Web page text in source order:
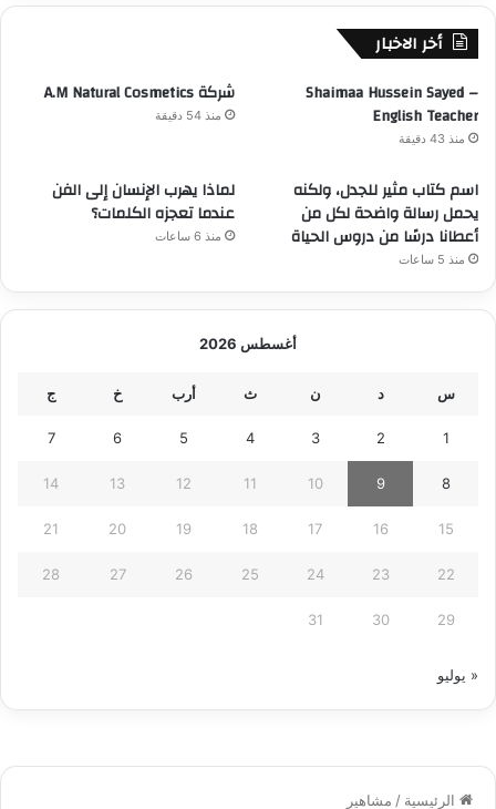
أخر الاخبار
Shaimaa Hussein Sayed –
English Teacher
منذ 43 دقيقة
شركة A.M Natural Cosmetics
منذ 54 دقيقة
​اسم كتاب مثير للجدل، ولكنه
يحمل رسالة واضحة لكل من
أعطانا درسًا من دروس الحياة
منذ 5 ساعات
لماذا يهرب الإنسان إلى الفن
عندما تعجزه الكلمات؟
منذ 6 ساعات
أغسطس 2026
س د ن ث أرب خ ج
1
2
3
4
5
6
7
8
9
10
11
12
13
14
15
16
17
18
19
20
21
22
23
24
25
26
27
28
29
30
31
« يوليو